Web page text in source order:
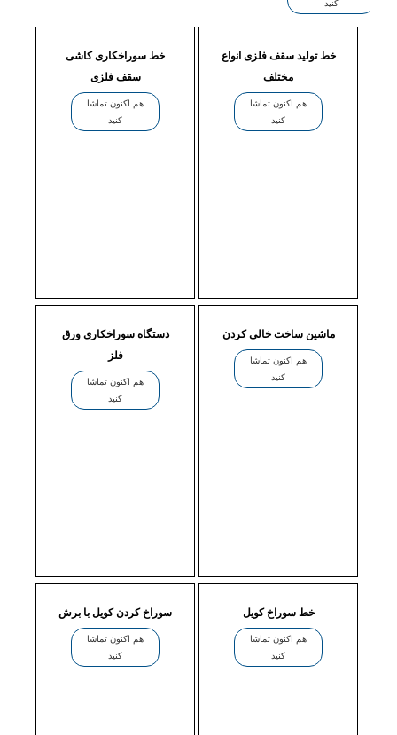
کنید
خط سوراخکاری کاشی
سقف فلزی
هم اکنون تماشا
کنید
خط تولید سقف فلزی انواع
مختلف
هم اکنون تماشا
کنید
دستگاه سوراخکاری ورق
فلز
هم اکنون تماشا
کنید
ماشین ساخت خالی کردن
هم اکنون تماشا
کنید
سوراخ کردن کویل با برش
هم اکنون تماشا
کنید
خط سوراخ کویل
هم اکنون تماشا
کنید